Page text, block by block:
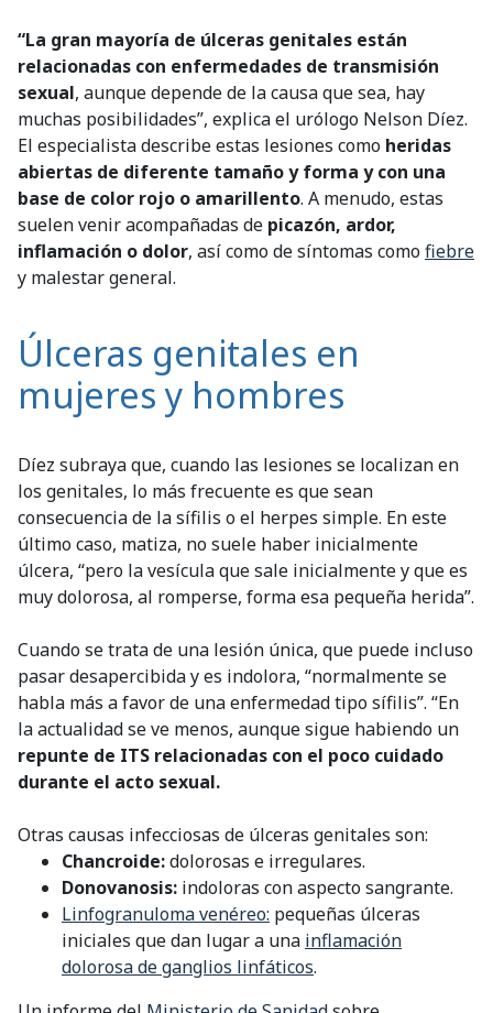
“La gran mayoría de úlceras genitales están
relacionadas con enfermedades de transmisión
sexual, aunque depende de la causa que sea, hay
muchas posibilidades”, explica el urólogo Nelson Díez.
El especialista describe estas lesiones como heridas
abiertas de diferente tamaño y forma y con una
base de color rojo o amarillento. A menudo, estas
suelen venir acompañadas de picazón, ardor,
inflamación o dolor, así como de síntomas comofiebre
y malestar general.
Úlceras genitales en
mujeres y hombres
Díez subraya que, cuando las lesiones se localizan en
los genitales, lo más frecuente es que sean
consecuencia de la sífilis o el herpes simple. En este
último caso, matiza, no suele haber inicialmente
úlcera, “pero la vesícula que sale inicialmente y que es
muy dolorosa, al romperse, forma esa pequeña herida”.
Cuando se trata de una lesión única, que puede incluso
pasar desapercibida y es indolora, “normalmente se
habla más a favor de una enfermedad tipo sífilis”. “En
la actualidad se ve menos, aunque sigue habiendo un
repunte de ITS relacionadas con el poco cuidado
durante el acto sexual.
Otras causas infecciosas de úlceras genitales son:
Chancroide:dolorosas e irregulares.
Donovanosis: indoloras con aspecto sangrante.
Linfogranuloma venéreo: pequeñas úlceras
iniciales que dan lugar a una inflamación
dolorosa de ganglios linfáticos.